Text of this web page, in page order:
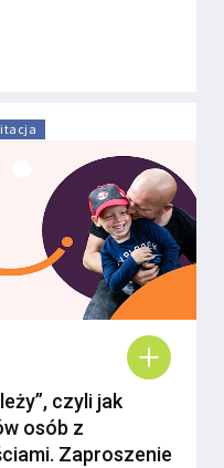
czyli jak
osób z
Zaproszenie